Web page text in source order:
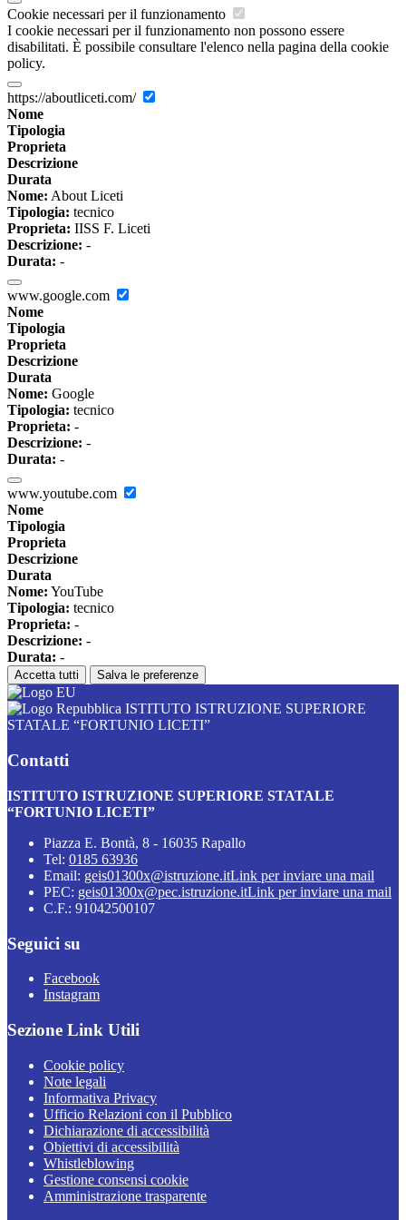
Cookie necessari per il funzionamento
I cookie necessari per il funzionamento non possono essere
disabilitati. È possibile consultare l'elenco nella pagina della cookie
policy.
https://aboutliceti.com/
Nome
Tipologia
Proprieta
Descrizione
Durata
Nome: About Liceti
Tipologia: tecnico
Proprieta: IISS F. Liceti
Descrizione: -
Durata: -
www.google.com
Nome
Tipologia
Proprieta
Descrizione
Durata
Nome: Google
Tipologia: tecnico
Proprieta: -
Descrizione: -
Durata: -
www.youtube.com
Nome
Tipologia
Proprieta
Descrizione
Durata
Nome: YouTube
Tipologia: tecnico
Proprieta: -
Descrizione: -
Durata: -
Accetta tutti Salva le preferenze
ISTITUTO ISTRUZIONE SUPERIORE
STATALE “FORTUNIO LICETI”
Contatti
ISTITUTO ISTRUZIONE SUPERIORE STATALE
“FORTUNIO LICETI”
Piazza E. Bontà, 8 - 16035 Rapallo
Tel: 0185 63936
Email: geis01300x@istruzione.itLink per inviare una mail
PEC: geis01300x@pec.istruzione.itLink per inviare una mail
C.F.: 91042500107
Seguici su
Facebook
Instagram
Sezione Link Utili
Cookie policy
Note legali
Informativa Privacy
Ufficio Relazioni con il Pubblico
Dichiarazione di accessibilità
Obiettivi di accessibilità
Whistleblowing
Gestione consensi cookie
Amministrazione trasparente